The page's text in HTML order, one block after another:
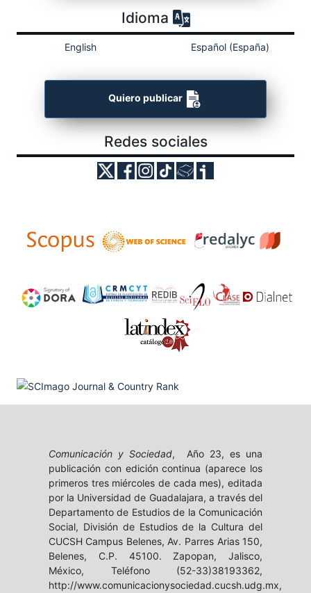
Idioma
English Español (España)
Quiero publicar
Redes sociales
Comunicación y Sociedad, Año 23, es una
publicación con edición continua (aparece los
primeros tres miércoles de cada mes), editada
por la Universidad de Guadalajara, a través del
Departamento de Estudios de la Comunicación
Social, División de Estudios de la Cultura del
CUCSH Campus Belenes, Av. Parres Arias 150,
Belenes, C.P. 45100. Zapopan, Jalisco,
México, Teléfono (52-33)38193362,
http://www.comunicacionysociedad.cucsh.udg.mx,